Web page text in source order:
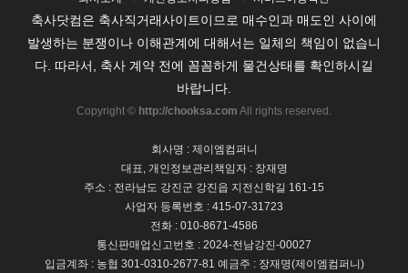
축사닷컴은 축사직거래사이트이므로 매수인과 매도인 사이에
발생하는 분쟁이나 이해관계에 대해서는 일체의 책임이 없습니
다. 따라서, 축사 계약 전에 꼼꼼하게 물건상태를 확인하시길
바랍니다.
Copyright © http://chooksa.com All rights reserved.
회사명 : 제이엠컴퍼니
대표, 개인정보관리책임자 : 장재명
주소 : 전라남도 강진군 강진읍 지전신학길 161-15
사업자 등록번호 : 415-07-31723
전화 : 010-8671-4586
통신판매업신고번호 : 2024-전남강진-00027
입금계좌 : 농협 301-0310-2677-81 예금주 : 장재명(제이엠컴퍼니)